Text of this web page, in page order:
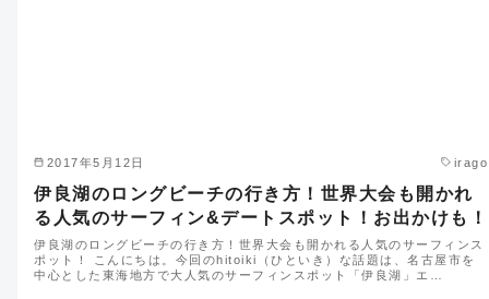
2017年5月12日 irago
伊良湖のロングビーチの行き方！世界大会も開かれ
る人気のサーフィン&デートスポット！お出かけも！
伊良湖のロングビーチの行き方！世界大会も開かれる人気のサーフィンス
ポット！ こんにちは。今回のhitoiki（ひといき）な話題は、名古屋市を
中心とした東海地方で大人気のサーフィンスポット「伊良湖」エ…